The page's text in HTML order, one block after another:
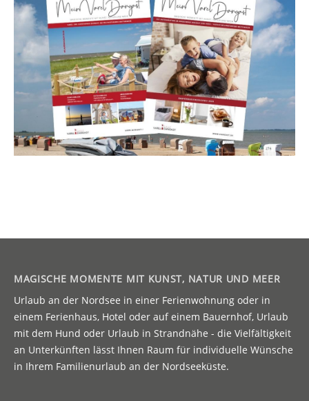
MAGISCHE MOMENTE MIT KUNST, NATUR UND MEER
Urlaub an der Nordsee in einer Ferienwohnung oder in
einem Ferienhaus, Hotel oder auf einem Bauernhof, Urlaub
mit dem Hund oder Urlaub in Strandnähe - die Vielfältigkeit
an Unterkünften lässt Ihnen Raum für individuelle Wünsche
in Ihrem Familienurlaub an der Nordseeküste.